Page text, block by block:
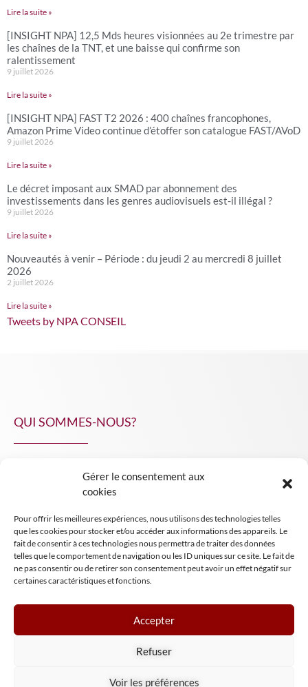
Gérer le consentement aux
cookies
Pour offrir les meilleures expériences, nous utilisons des technologies telles
que les cookies pour stocker et/ou accéder aux informations des appareils. Le
fait de consentir à ces technologies nous permettra de traiter des données
telles que le comportement de navigation ou les ID uniques sur ce site. Le fait de
ne pas consentir ou de retirer son consentement peut avoir un effet négatif sur
certaines caractéristiques et fonctions.
Accepter
Refuser
Voir les préférences
Lire la suite »
[INSIGHT NPA] 12,5 Mds heures visionnées au 2e trimestre par
les chaînes de la TNT, et une baisse qui confirme son
ralentissement
9 juillet 2026
Lire la suite »
[INSIGHT NPA] FAST T2 2026 : 400 chaînes francophones,
Amazon Prime Video continue d’étoffer son catalogue FAST/AVoD
9 juillet 2026
Lire la suite »
Le décret imposant aux SMAD par abonnement des
investissements dans les genres audiovisuels est-il illégal ?
9 juillet 2026
Lire la suite »
Nouveautés à venir – Période : du jeudi 2 au mercredi 8 juillet
2026
2 juillet 2026
Lire la suite »
Tweets by NPA CONSEIL
QUI SOMMES-NOUS?
INSIGHT NPA
Mentions légales
Tous droits réservés NPA Conseil